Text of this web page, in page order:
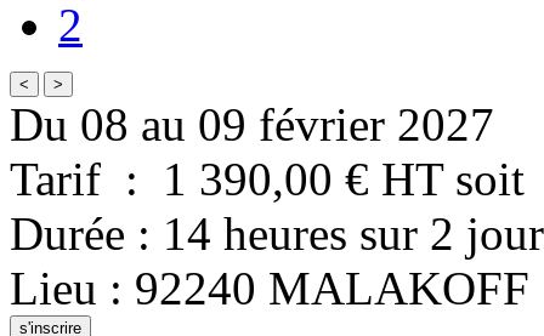
2
< >
Du 08 au 09 février 2027
Tarif : 1 390,00 € HT soit
Durée : 14 heures sur 2
Lieu : 92240 MALAKOFF
s'inscrire